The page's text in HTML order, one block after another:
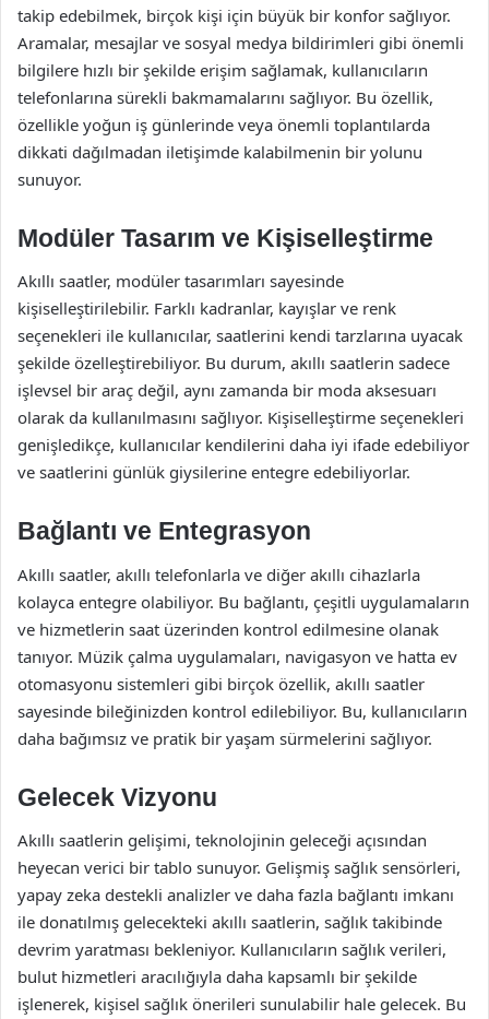
takip edebilmek, birçok kişi için büyük bir konfor sağlıyor.
Aramalar, mesajlar ve sosyal medya bildirimleri gibi önemli
bilgilere hızlı bir şekilde erişim sağlamak, kullanıcıların
telefonlarına sürekli bakmamalarını sağlıyor. Bu özellik,
özellikle yoğun iş günlerinde veya önemli toplantılarda
dikkati dağılmadan iletişimde kalabilmenin bir yolunu
sunuyor.
Modüler Tasarım ve Kişiselleştirme
Akıllı saatler, modüler tasarımları sayesinde
kişiselleştirilebilir. Farklı kadranlar, kayışlar ve renk
seçenekleri ile kullanıcılar, saatlerini kendi tarzlarına uyacak
şekilde özelleştirebiliyor. Bu durum, akıllı saatlerin sadece
işlevsel bir araç değil, aynı zamanda bir moda aksesuarı
olarak da kullanılmasını sağlıyor. Kişiselleştirme seçenekleri
genişledikçe, kullanıcılar kendilerini daha iyi ifade edebiliyor
ve saatlerini günlük giysilerine entegre edebiliyorlar.
Bağlantı ve Entegrasyon
Akıllı saatler, akıllı telefonlarla ve diğer akıllı cihazlarla
kolayca entegre olabiliyor. Bu bağlantı, çeşitli uygulamaların
ve hizmetlerin saat üzerinden kontrol edilmesine olanak
tanıyor. Müzik çalma uygulamaları, navigasyon ve hatta ev
otomasyonu sistemleri gibi birçok özellik, akıllı saatler
sayesinde bileğinizden kontrol edilebiliyor. Bu, kullanıcıların
daha bağımsız ve pratik bir yaşam sürmelerini sağlıyor.
Gelecek Vizyonu
Akıllı saatlerin gelişimi, teknolojinin geleceği açısından
heyecan verici bir tablo sunuyor. Gelişmiş sağlık sensörleri,
yapay zeka destekli analizler ve daha fazla bağlantı imkanı
ile donatılmış gelecekteki akıllı saatlerin, sağlık takibinde
devrim yaratması bekleniyor. Kullanıcıların sağlık verileri,
bulut hizmetleri aracılığıyla daha kapsamlı bir şekilde
işlenerek, kişisel sağlık önerileri sunulabilir hale gelecek. Bu